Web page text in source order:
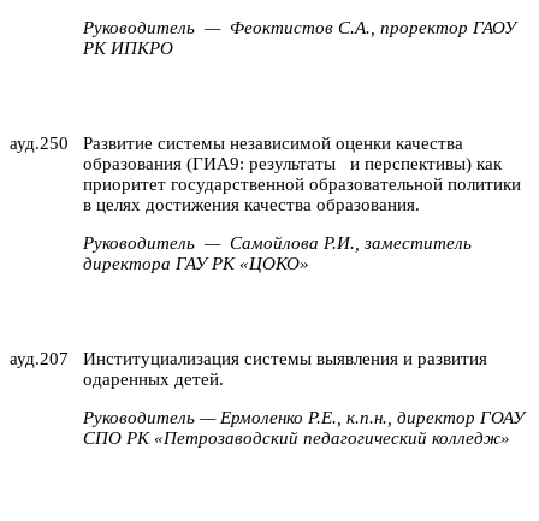
Руководитель — Феоктистов С.А., проректор ГАОУ
РК ИПКРО
ауд.250
Развитие системы независимой оценки качества
образования (ГИА9: результаты
и перспективы) как
приоритет государственной образовательной политики
в целях достижения качества образования.
Руководитель — Самойлова Р.И., заместитель
директора ГАУ РК «ЦОКО»
ауд.207
Институциализация системы выявления и развития
одаренных детей.
Руководитель — Ермоленко Р.Е., к.п.н., директор ГОАУ
СПО РК «Петрозаводский педагогический колледж»